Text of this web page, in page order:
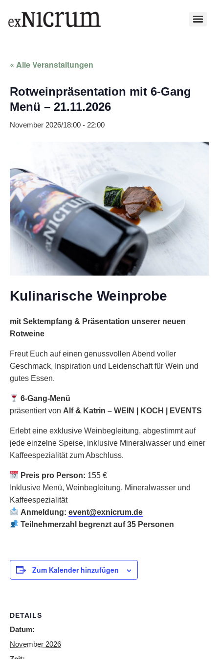
« Alle Veranstaltungen
Rotweinpräsentation mit 6-Gang
Menü – 21.11.2026
November 2026/18:00 - 22:00
Kulinarische Weinprobe
mit Sektempfang & Präsentation unserer neuen
Rotweine
Freut Euch auf einen genussvollen Abend voller
Geschmack, Inspiration und Leidenschaft für Wein und
gutes Essen.
6-Gang-Menü
präsentiert von Alf & Katrin – WEIN | KOCH | EVENTS
Erlebt eine exklusive Weinbegleitung, abgestimmt auf
jede einzelne Speise, inklusive Mineralwasser und einer
Kaffeespezialität zum Abschluss.
Preis pro Person: 155 €
Inklusive Menü, Weinbegleitung, Mineralwasser und
Kaffeespezialität
Anmeldung: event@exnicrum.de
Teilnehmerzahl begrenzt auf 35 Personen
Zum Kalender hinzufügen
DETAILS
Datum:
November 2026